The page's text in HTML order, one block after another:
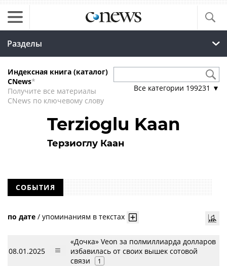
Разделы
Индексная книга (каталог)
CNews*
Получите все материалы
CNews по ключевому слову
Все категории 199231 ▼
Terzioglu Kaan
Терзиоглу Каан
СОБЫТИЯ
по дате / упоминаниям в текстах
08.01.2025
«Дочка» Veon за полмиллиарда долларов
избавилась от своих вышек сотовой
связи
1